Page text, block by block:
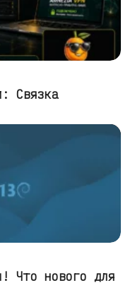
Связка
Что нового для